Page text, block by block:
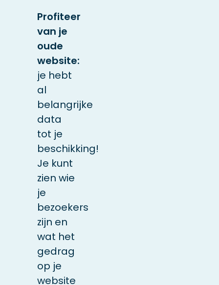
Profiteer
van je
oude
website:
je hebt
al
belangrijke
data
tot je
beschikking!
Je kunt
zien wie
je
bezoekers
zijn en
wat het
gedrag
op je
website